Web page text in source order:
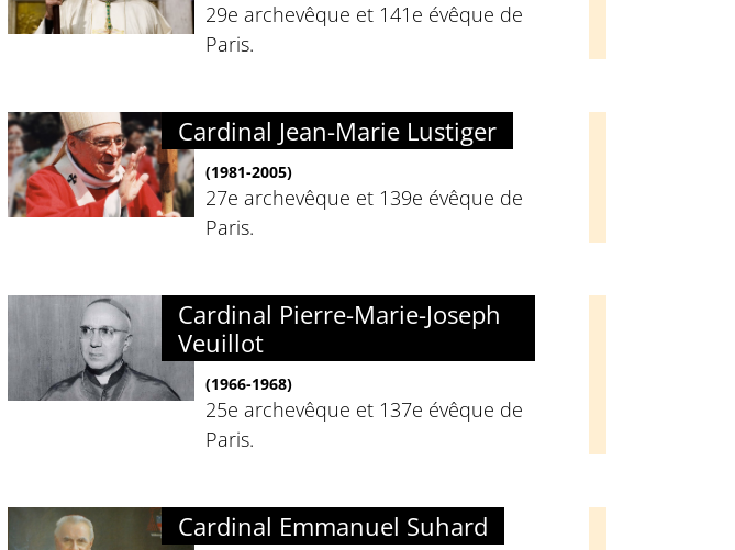
29e archevêque et 141e évêque de
Paris.
Cardinal Jean-Marie Lustiger
(1981-2005)
27e archevêque et 139e évêque de
Paris.
Cardinal Pierre-Marie-Joseph
Veuillot
(1966-1968)
25e archevêque et 137e évêque de
Paris.
Cardinal Emmanuel Suhard